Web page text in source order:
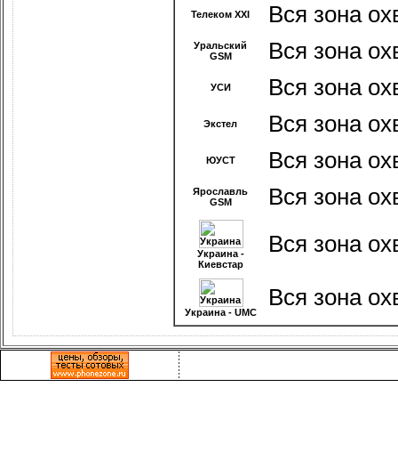
Телеком ХХI Вся зона
Уральский
GSM
Вся зона
УСИ Вся зона
Экстел Вся зона
ЮУСТ Вся зона
Ярославль
GSM
Вся зона
Украина -
Киевстар
Вся зона
Украина - UMC
Вся зона